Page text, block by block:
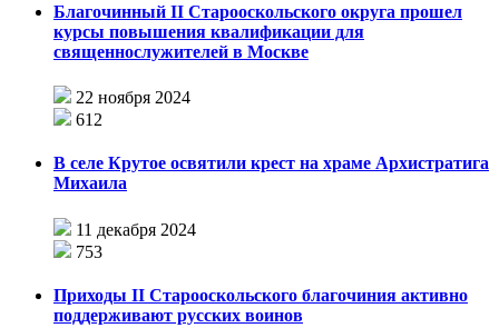
Благочинный II Старооскольского округа прошел
курсы повышения квалификации для
священнослужителей в Москве
22 ноября 2024
612
В селе Крутое освятили крест на храме Архистратига
Михаила
11 декабря 2024
753
Приходы II Cтарооскольского благочиния активно
поддерживают русских воинов